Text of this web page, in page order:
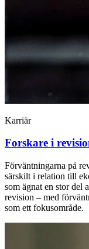
Karriär
Forskare i
Förväntningarna på
särskilt i relation till
som ägnat en stor del
revision – med
som ett fokusområde.